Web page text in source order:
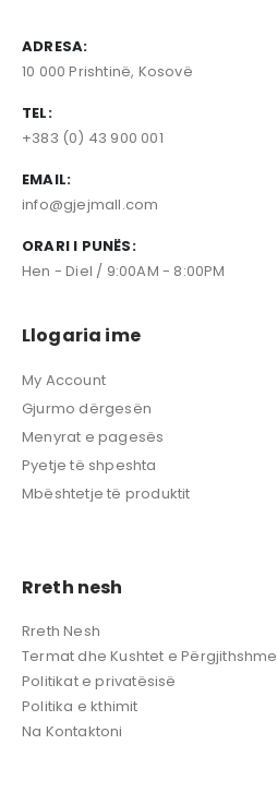
ADRESA:
10 000 Prishtinë, Kosovë
TEL:
+383 (0) 43 900 001
EMAIL:
info@gjejmall.com
ORARI I PUNËS:
Hen - Diel / 9:00AM - 8:00PM
Llogaria ime
My Account
Gjurmo dërgesën
Menyrat e pagesës
Pyetje të shpeshta
Mbështetje të produktit
Rreth nesh
Rreth Nesh
Termat dhe Kushtet e Përgjithshme
Politikat e privatësisë
Politika e kthimit
Na Kontaktoni